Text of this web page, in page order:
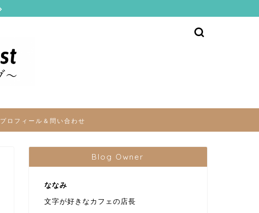
プロフィール＆問い合わせ
Blog Owner
ななみ
文字が好きなカフェの店長